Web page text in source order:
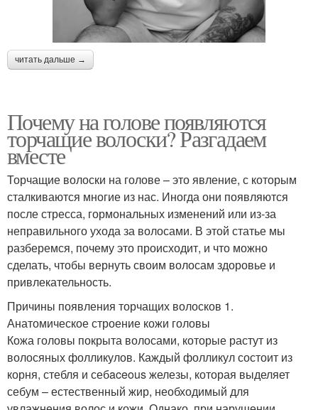
читать дальше →
Почему на голове появляются
торчащие волоски? Разгадаем
вместе
Торчащие волоски на голове – это явление, с которым
сталкиваются многие из нас. Иногда они появляются
после стресса, гормональных изменений или из-за
неправильного ухода за волосами. В этой статье мы
разберемся, почему это происходит, и что можно
сделать, чтобы вернуть своим волосам здоровье и
привлекательность.
Причины появления торчащих волосков 1.
Анатомическое строение кожи головы
Кожа головы покрыта волосами, которые растут из
волосяных фолликулов. Каждый фолликул состоит из
корня, стебля и себaceous железы, которая выделяет
себум – естественный жир, необходимый для